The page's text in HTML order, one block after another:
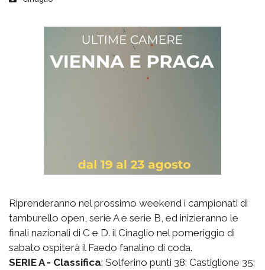
Riprenderanno nel prossimo weekend i campionati di
tamburello open, serie A e serie B, ed inizieranno le
finali nazionali di C e D. il Cinaglio nel pomeriggio di
sabato ospiterà il Faedo fanalino di coda.
SERIE A - Classifica: Solferino punti 38; Castiglione 35;